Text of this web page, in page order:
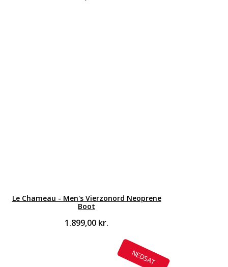
Le Chameau - Men's Vierzonord Neoprene
Boot
1.899,00 kr.
NEDSAT